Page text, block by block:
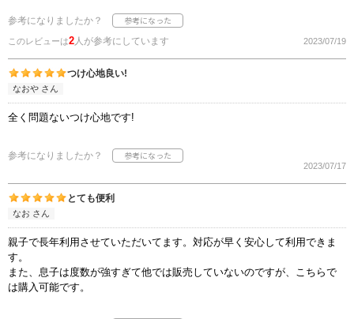
参考になりましたか？
このレビューは2人が参考にしています 2023/07/19
つけ心地良い!
なおや さん
全く問題ないつけ心地です!
参考になりましたか？
2023/07/17
とても便利
なお さん
親子で長年利用させていただいてます。対応が早く安心して利用できま
す。
また、息子は度数が強すぎて他では販売していないのですが、こちらで
は購入可能です。